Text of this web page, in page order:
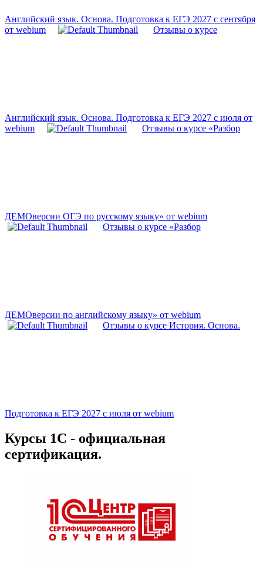
Английский язык. Основа. Подготовка к ЕГЭ 2027 с сентября
от webium
Отзывы о курсе
Английский язык. Основа. Подготовка к ЕГЭ 2027 с июля от
webium
Отзывы о курсе «Разбор
ДЕМОверсии ОГЭ по русскому языку» от webium
Отзывы о курсе «Разбор
ДЕМОверсии по английскому языку» от webium
Отзывы о курсе История. Основа.
Подготовка к ЕГЭ 2027 с июля от webium
Курсы 1С - официальная
сертификация.